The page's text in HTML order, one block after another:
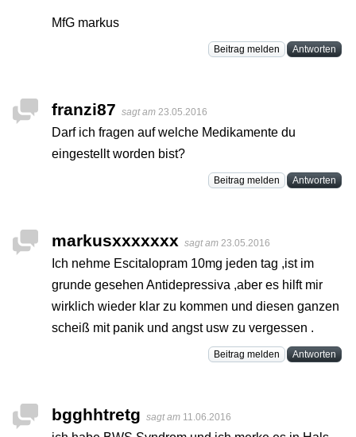
MfG markus
Beitrag melden Antworten
franzi87 sagt am 23.05.2016
Darf ich fragen auf welche Medikamente du
eingestellt worden bist?
Beitrag melden Antworten
markusxxxxxxx sagt am 23.05.2016
Ich nehme Escitalopram 10mg jeden tag ,ist im
grunde gesehen Antidepressiva ,aber es hilft mir
wirklich wieder klar zu kommen und diesen ganzen
scheiß mit panik und angst usw zu vergessen .
Beitrag melden Antworten
bgghhtretg sagt am 11.06.2016